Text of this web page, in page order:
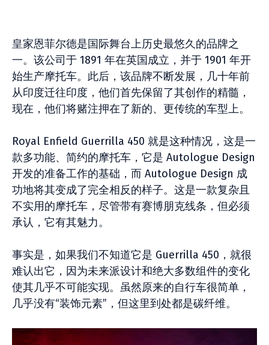
皇家恩菲尔德是国际舞台上历史最悠久的品牌之
一。该公司于 1891 年在英国成立，并于 1901 年开
始生产摩托车。此后，该品牌不断发展，几十年前
从印度迁往印度，他们首先保留了其创作的精髓，
现在，他们将赌注押在了新的、更传统的车型上。
Royal Enfield Guerrilla 450 就是这种情况，这是一
款多功能、简约的摩托车，它是 Autologue Design
开发的准备工作的基础，而 Autologue Design 成
功地将其变成了完全相反的样子。这是一款复杂且
不实用的摩托车，尽管带有赛博朋克线条，但必须
承认，它有其魅力。
事实是，如果我们不知道它是 Guerrilla 450，就很
难认出它，因为未来派设计和绝大多数组件的变化
使其几乎不可能实现。虽然原来的自行车很简单，
几乎没有“装饰元素”，但这里到处都是碳纤维。